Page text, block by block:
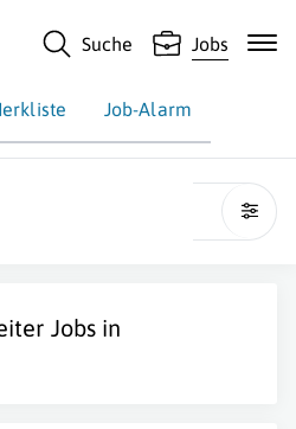
Suche Jobs
Job-Alarm
Jobs in